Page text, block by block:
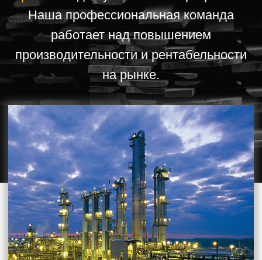
Качество корма
Здоровье кишечника
Улучшенная утилизация ингредиентов
Максимизация прибыльности клиентов
Качество, честность и доверие
Контроль патогенов
Улучшение питания животных
Повышенная безопасность
+7 (495) 978-88-58
Пн-Пт, с 9:00 до 17:00